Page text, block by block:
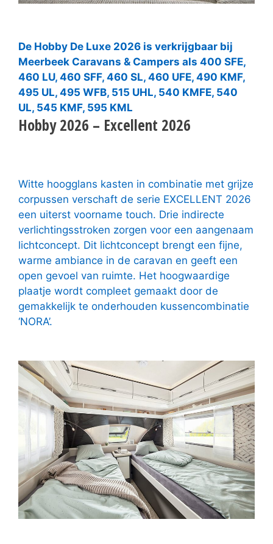
De Hobby De Luxe 2026 is verkrijgbaar bij
Meerbeek Caravans & Campers als 400 SFE,
460 LU, 460 SFF, 460 SL, 460 UFE, 490 KMF,
495 UL, 495 WFB, 515 UHL, 540 KMFE, 540
UL, 545 KMF, 595 KML
Hobby 2026 – Excellent 2026
Witte hoogglans kasten in combinatie met grijze
corpussen verschaft de serie EXCELLENT 2026
een uiterst voorname touch. Drie indirecte
verlichtingsstroken zorgen voor een aangenaam
lichtconcept. Dit lichtconcept brengt een fijne,
warme ambiance in de caravan en geeft een
open gevoel van ruimte. Het hoogwaardige
plaatje wordt compleet gemaakt door de
gemakkelijk te onderhouden kussencombinatie
‘NORA’.